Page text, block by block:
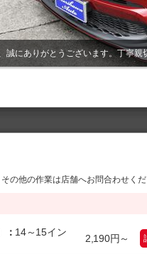
誠にありがとうございます。丁寧親
の他の作業は店舗へお問合わせくだ
： 14～15イン
2,190円～